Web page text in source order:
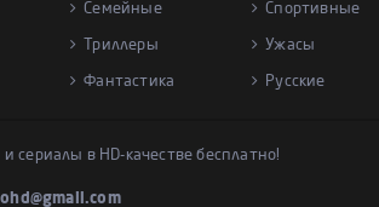
Семейные Спортивные
Триллеры Ужасы
Фантастика Русские
в HD-качестве бесплатно!